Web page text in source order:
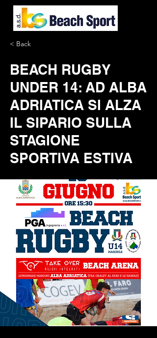
< Back
BEACH RUGBY
UNDER 14: AD ALBA
ADRIATICA SI ALZA
IL SIPARIO SULLA
STAGIONE
SPORTIVA ESTIVA